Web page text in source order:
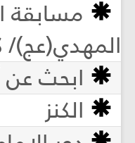
مسابقة
ابحث
الكنز